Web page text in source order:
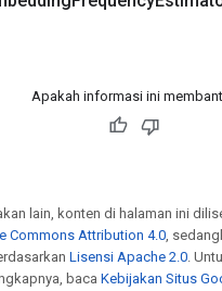
Apakah informasi ini
lain, konten di halaman ini
Commons Attribution 4.0,
Lisensi Apache 2.0.
baca Kebijakan Situs